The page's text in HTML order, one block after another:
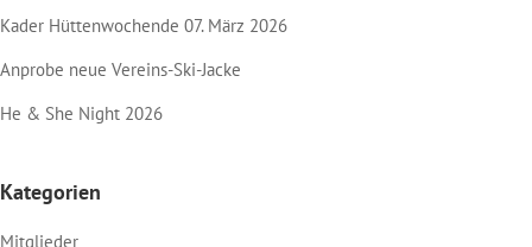
Kader Hüttenwochende 07. März 2026
Anprobe neue Vereins-Ski-Jacke
He & She Night 2026
Kategorien
Mitglieder